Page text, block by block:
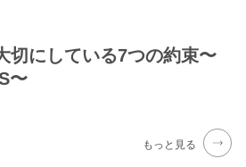
切にしている7つの約束〜
〜
もっと見る